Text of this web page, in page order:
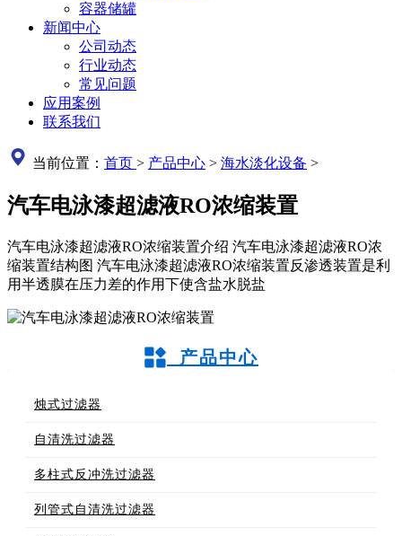
容器储罐
新闻中心
公司动态
行业动态
常见问题
应用案例
联系我们
当前位置： 首页 > 产品中心 > 海水淡化设备 >
汽车电泳漆超滤液RO浓缩装置
汽车电泳漆超滤液RO浓缩装置介绍 汽车电泳漆超滤液RO浓
缩装置结构图 汽车电泳漆超滤液RO浓缩装置反渗透装置是利
用半透膜在压力差的作用下使含盐水脱盐
产品中心
烛式过滤器
自清洗过滤器
多柱式反冲洗过滤器
列管式自清洗过滤器